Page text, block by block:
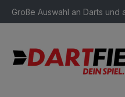
Zur
Große Auswahl an Darts